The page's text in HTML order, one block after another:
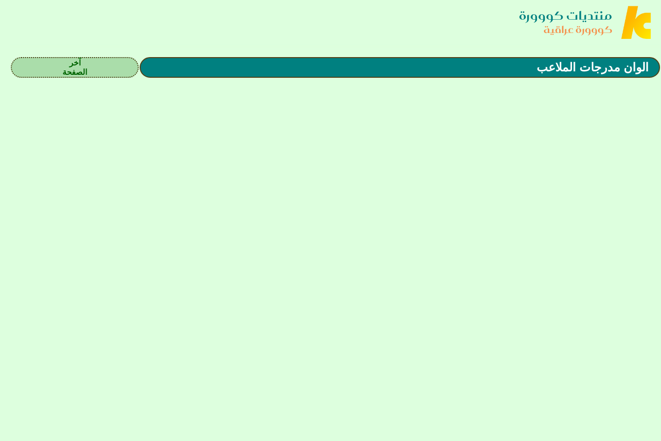
منتديات كووورة
كووورة عراقية
الوان مدرجات الملاعب
آخر
الصفحة